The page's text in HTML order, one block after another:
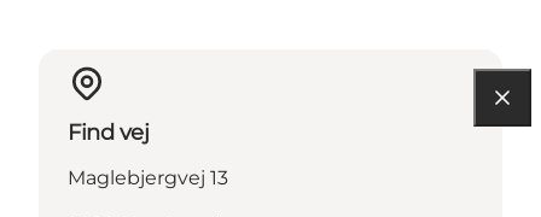
Find vej
Maglebjergvej 13